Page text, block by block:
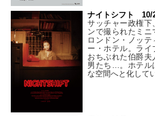
ナイトシフト 10/
サッチャー政権下
ンで撮られたミニ
ロンドン・ノッ
ー・ホテル。ライ
おちぶれた伯爵
男たち…。ホテル
な空間へと化して